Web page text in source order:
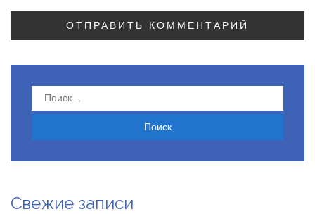
Найти:
Свежие записи